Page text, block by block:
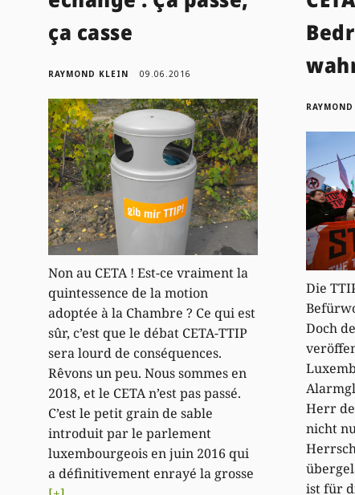
ça casse
RAYMOND KLEIN 09.06.2016
Non au CETA ! Est-ce vraiment la
quintessence de la motion
adoptée à la Chambre ? Ce qui est
sûr, c’est que le débat CETA-TTIP
sera lourd de conséquences.
Rêvons un peu. Nous sommes en
2018, et le CETA n’est pas passé.
C’est le petit grain de sable
introduit par le parlement
luxembourgeois en juin 2016 qui
a définitivement enrayé la grosse
Die
Doch
Herr
nicht
ist für